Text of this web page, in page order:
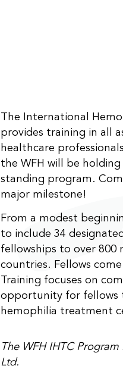
The International
provides training in all
healthcare
the WFH will be
standing program.
major milestone!
From a modest
to include 34
fellowships to over 800
countries. Fellows
Training focuses on
opportunity for fellows
hemophilia treatment
The WFH IHTC
Ltd.